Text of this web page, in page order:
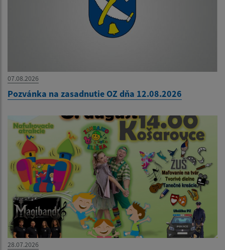
07.08.2026
Pozvánka na zasadnutie OZ dňa 12.08.2026
28.07.2026